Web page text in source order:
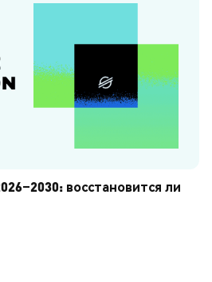
восстановится ли